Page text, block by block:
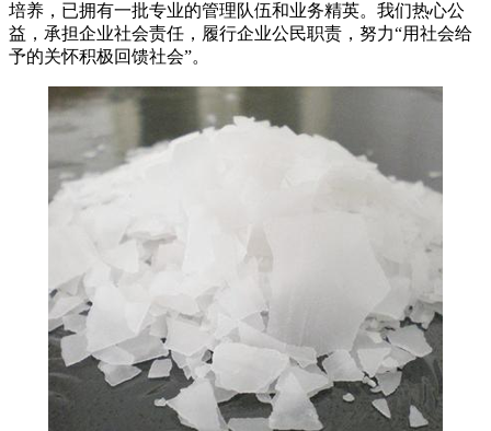
培养，已拥有一批专业的管理队伍和业务精英。我们热心公
益，承担企业社会责任，履行企业公民职责，努力“用社会给
予的关怀积极回馈社会”。